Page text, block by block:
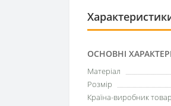
ОСНОВНІ
Матеріал
Розмір
Країна-виробник